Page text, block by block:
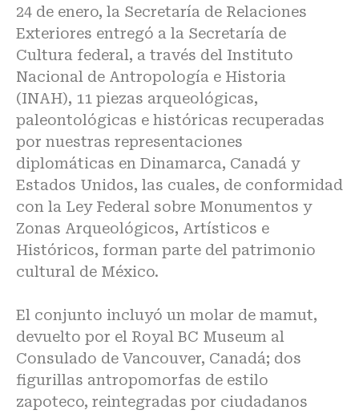
24 de enero, la Secretaría de Relaciones
Exteriores entregó a la Secretaría de
Cultura federal, a través del Instituto
Nacional de Antropología e Historia
(INAH), 11 piezas arqueológicas,
paleontológicas e históricas recuperadas
por nuestras representaciones
diplomáticas en Dinamarca, Canadá y
Estados Unidos, las cuales, de conformidad
con la Ley Federal sobre Monumentos y
Zonas Arqueológicos, Artísticos e
Históricos, forman parte del patrimonio
cultural de México.
El conjunto incluyó un molar de mamut,
devuelto por el Royal BC Museum al
Consulado de Vancouver, Canadá; dos
figurillas antropomorfas de estilo
zapoteco, reintegradas por ciudadanos